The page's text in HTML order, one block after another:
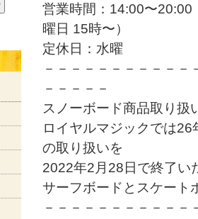
営業時間：14:00〜20:00
曜日 15時〜）
定休日：水曜
－－－－－－－－－－
－－－－－
スノーボード商品取り扱
ロイヤルマジックでは
の取り扱いを
2022年2月28日で終了い
サーフボードとスケート
－－－－－－－－－－